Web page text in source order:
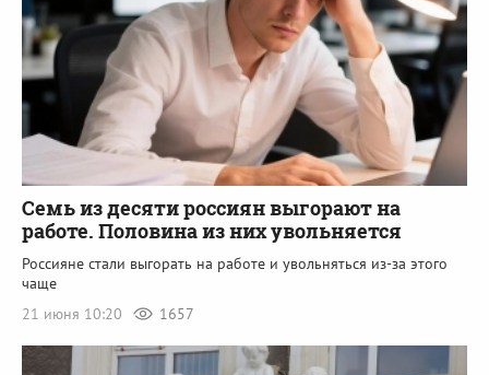
Семь из десяти россиян выгорают на
работе. Половина из них увольняется
Россияне стали выгорать на работе и увольняться из-за этого
чаще
21 июня 10:20
1657